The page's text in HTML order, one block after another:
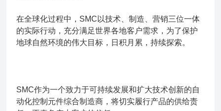
在全球化过程中，SMC以技术、制造、营销三位一体
的实际行动，充分满足世界各地客户需求，为了保护
地球自然环境的伟大目标，日积月累，持续探索。
SMC作为一个致力于可持续发展和扩大技术创新的自
动化控制元件综合制造商，将切实履行产品的供给责